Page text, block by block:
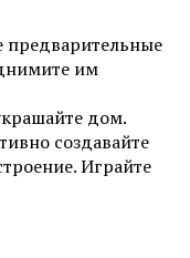
предварительные
им
дом.
создавайте
Играйте